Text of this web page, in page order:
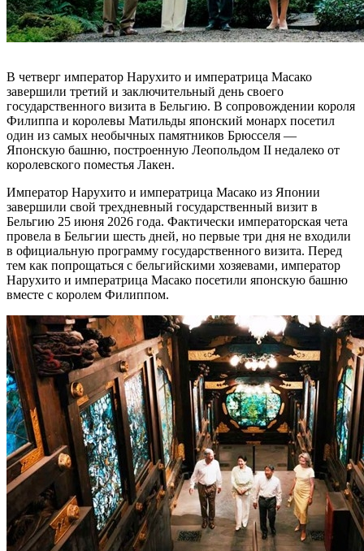
В четверг император Нарухито и императрица Масако
завершили третий и заключительный день своего
государственного визита в Бельгию. В сопровождении короля
Филиппа и королевы Матильды японский монарх посетил
один из самых необычных памятников Брюсселя —
Японскую башню, построенную Леопольдом II недалеко от
королевского поместья Лакен.
Император Нарухито и императрица Масако из Японии
завершили свой трехдневный государственный визит в
Бельгию 25 июня 2026 года. Фактически императорская чета
провела в Бельгии шесть дней, но первые три дня не входили
в официальную программу государственного визита. Перед
тем как попрощаться с бельгийскими хозяевами, император
Нарухито и императрица Масако посетили японскую башню
вместе с королем Филиппом.